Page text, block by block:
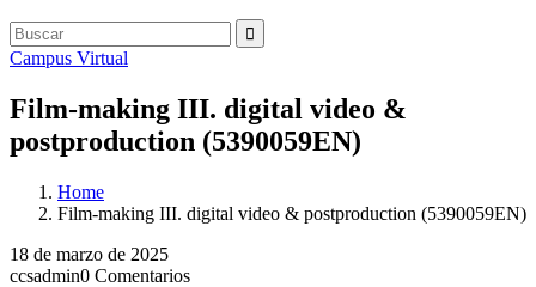
Campus Virtual
Film-making III. digital video &
postproduction (5390059EN)
Home
Film-making III. digital video & postproduction (5390059EN)
18 de marzo de 2025
ccsadmin0 Comentarios